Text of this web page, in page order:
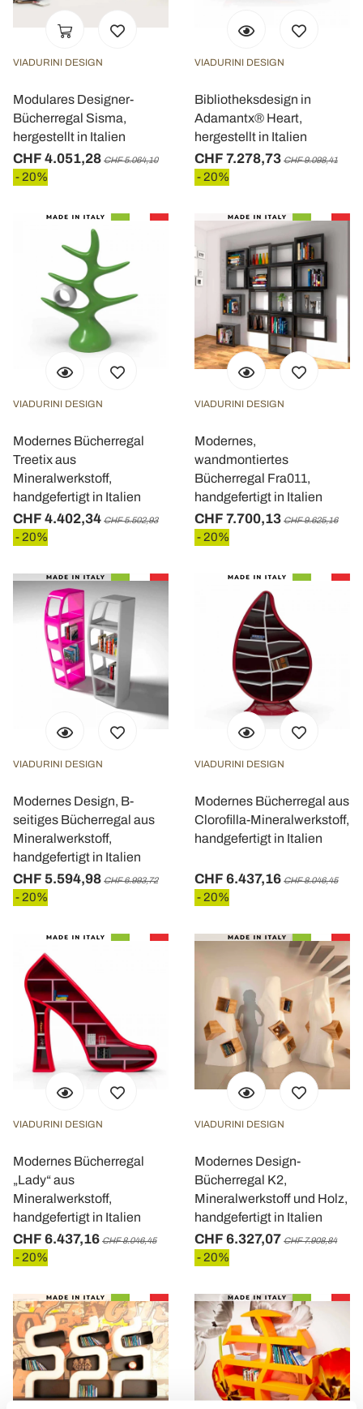
VIADURINI DESIGN
Modulares Designer-
Bücherregal Sisma,
hergestellt in Italien
CHF 4.051,28 CHF 5.064,10
- 20%
VIADURINI DESIGN
Bibliotheksdesign in
Adamantx® Heart,
hergestellt in Italien
CHF 7.278,73 CHF 9.098,41
- 20%
VIADURINI DESIGN
Modernes Bücherregal
Treetix aus
Mineralwerkstoff,
handgefertigt in Italien
CHF 4.402,34 CHF 5.502,93
- 20%
VIADURINI DESIGN
Modernes,
wandmontiertes
Bücherregal Fra011,
handgefertigt in Italien
CHF 7.700,13 CHF 9.625,16
- 20%
VIADURINI DESIGN
Modernes Design, B-
seitiges Bücherregal aus
Mineralwerkstoff,
handgefertigt in Italien
CHF 5.594,98 CHF 6.993,72
- 20%
VIADURINI DESIGN
Modernes Bücherregal aus
Clorofilla-Mineralwerkstoff,
handgefertigt in Italien
CHF 6.437,16 CHF 8.046,45
- 20%
VIADURINI DESIGN
Modernes Bücherregal
„Lady“ aus
Mineralwerkstoff,
handgefertigt in Italien
CHF 6.437,16 CHF 8.046,45
- 20%
VIADURINI DESIGN
Modernes Design-
Bücherregal K2,
Mineralwerkstoff und Holz,
handgefertigt in Italien
CHF 6.327,07 CHF 7.908,84
- 20%